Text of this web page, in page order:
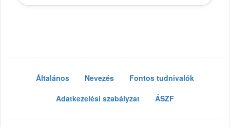
Általános Nevezés
Fontos tudnivalók
Adatkezelési szabályzat
ÁSZF